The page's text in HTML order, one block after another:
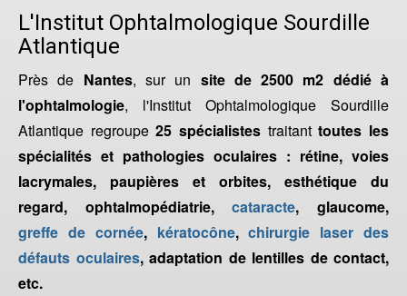
L'Institut Ophtalmologique Sourdille
Atlantique
Près de Nantes, sur un site de 2500 m2 dédié à
l'ophtalmologie, l'Institut Ophtalmologique Sourdille
Atlantique regroupe25 spécialistes traitanttoutes les
spécialités et pathologies oculaires : rétine, voies
lacrymales, paupières et orbites, esthétique du
regard, ophtalmopédiatrie,cataracte, glaucome,
greffe de cornée, kératocône,chirurgie laser des
défauts oculaires, adaptation de lentilles de contact,
etc.